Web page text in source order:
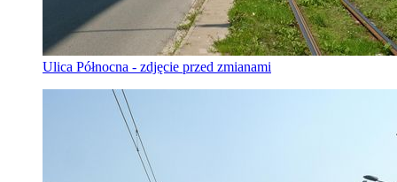
Ulica Północna - zdjęcie przed zmianami